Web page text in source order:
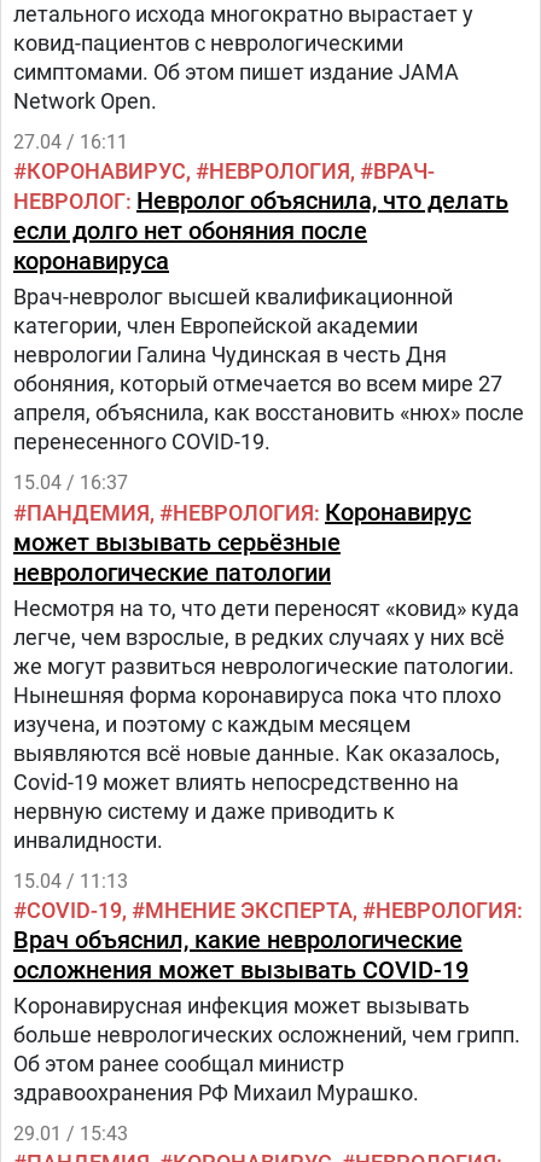
летального исхода многократно вырастает у
ковид-пациентов с неврологическими
симптомами. Об этом пишет издание JAMA
Network Open.
27.04 / 16:11
КОРОНАВИРУС НЕВРОЛОГИЯ
ВРАЧ-
НЕВРОЛОГ Невролог объяснила, что делать
если долго нет обоняния после
коронавируса
Врач-невролог высшей квалификационной
категории, член Европейской академии
неврологии Галина Чудинская в честь Дня
обоняния, который отмечается во всем мире 27
апреля, объяснила, как восстановить «нюх» после
перенесенного COVID-19.
15.04 / 16:37
ПАНДЕМИЯ НЕВРОЛОГИЯ Коронавирус
может вызывать серьёзные
неврологические патологии
Несмотря на то, что дети переносят «ковид» куда
легче, чем взрослые, в редких случаях у них всё
же могут развиться неврологические патологии.
Нынешняя форма коронавируса пока что плохо
изучена, и поэтому с каждым месяцем
выявляются всё новые данные. Как оказалось,
Covid-19 может влиять непосредственно на
нервную систему и даже приводить к
инвалидности.
15.04 / 11:13
COVID-19 МНЕНИЕ ЭКСПЕРТА НЕВРОЛОГИЯ
Врач объяснил, какие неврологические
осложнения может вызывать COVID-19
Коронавирусная инфекция может вызывать
больше неврологических осложнений, чем грипп.
Об этом ранее сообщал министр
здравоохранения РФ Михаил Мурашко.
29.01 / 15:43